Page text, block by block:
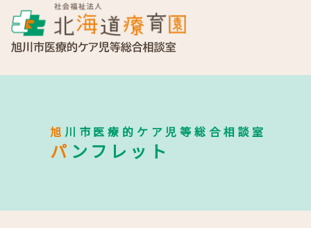
旭川市医療的ケア児等総合相談室
パンフレット